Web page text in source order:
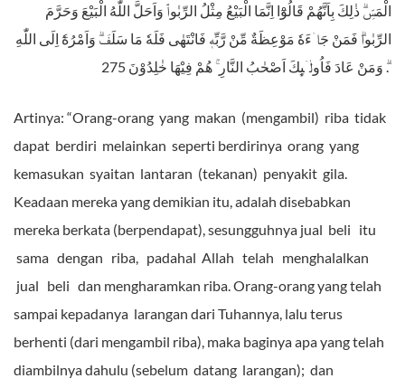
الْمَسِّۗ ذٰلِكَ بِاَنَّهُمْ قَالُوْٓا اِنَّمَا الْبَيْعُ مِثْلُ الرِّبٰواۘ وَاَحَلَّ اللّٰهُ الْبَيْعَ وَحَرَّمَ
الرِّبٰواۗ فَمَنْ جَاۤءَهٗ مَوْعِظَةٌ مِّنْ رَّبِّهٖ فَانْتَهٰى فَلَهٗ مَا سَلَفَۗ وَاَمْرُهٗٓ اِلَى اللّٰهِ
ۗ وَمَنْ عَادَ فَاُولٰۤىِٕكَ اَصْحٰبُ النَّارِ ۚ هُمْ فِيْهَا خٰلِدُوْنَ 275.
Artinya: “Orang-orang yang makan (mengambil) riba tidak
dapat berdiri melainkan seperti berdirinya orang yang
kemasukan syaitan lantaran (tekanan) penyakit gila.
Keadaan mereka yang demikian itu, adalah disebabkan
mereka berkata (berpendapat), sesungguhnya jual beli itu
sama dengan riba, padahal Allah telah menghalalkan
jual beli dan mengharamkan riba. Orang-orang yang telah
sampai kepadanya larangan dari Tuhannya, lalu terus
berhenti (dari mengambil riba), maka baginya apa yang telah
diambilnya dahulu (sebelum datang larangan); dan